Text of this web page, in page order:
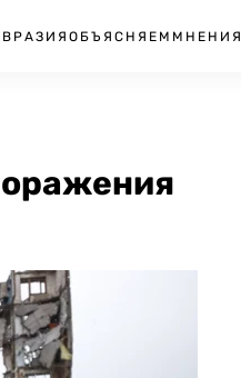
ОБЪЯСНЯЕМ МНЕНИЯ